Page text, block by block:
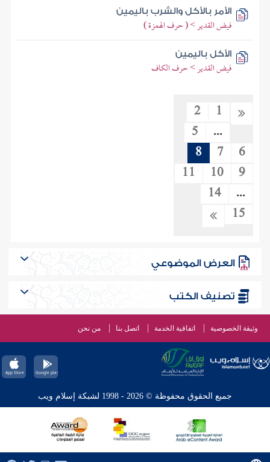
الأمر بالأكل والشرب باليمين
فيض القدير > ( حرف الهمزة )
الأكل باليمين
فيض القدير > حرف الكاف
1
2
...
5
6
7
8
9
10
11
...
14
15
العرض الموضوعي
تصنيف الكتب
وثيقة الخصوصية اتفاقية الخدمة اتصل بنا من نحن
جميع الحقوق محفوظة © 2026 - 1998 لشبكة إسلام ويب